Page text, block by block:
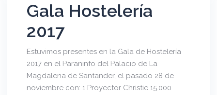
Gala Hostelería
2017
Estuvimos presentes en la Gala de Hostelería
2017 en el Paraninfo del Palacio de La
Magdalena de Santander, el pasado 28 de
noviembre con: 1 Proyector Christie 15.000